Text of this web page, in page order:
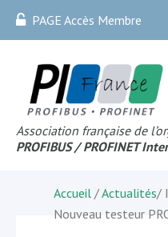
PAGE Accès Membre
Association française de
PROFIBUS / PROFINET
Accueil /Actualités/
Nouveau testeur